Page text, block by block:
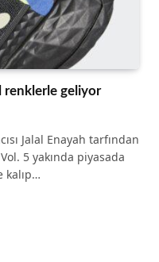
renklerle geliyor
Jalal Enayah tarfından
5 yakında piyasada
kalıp…